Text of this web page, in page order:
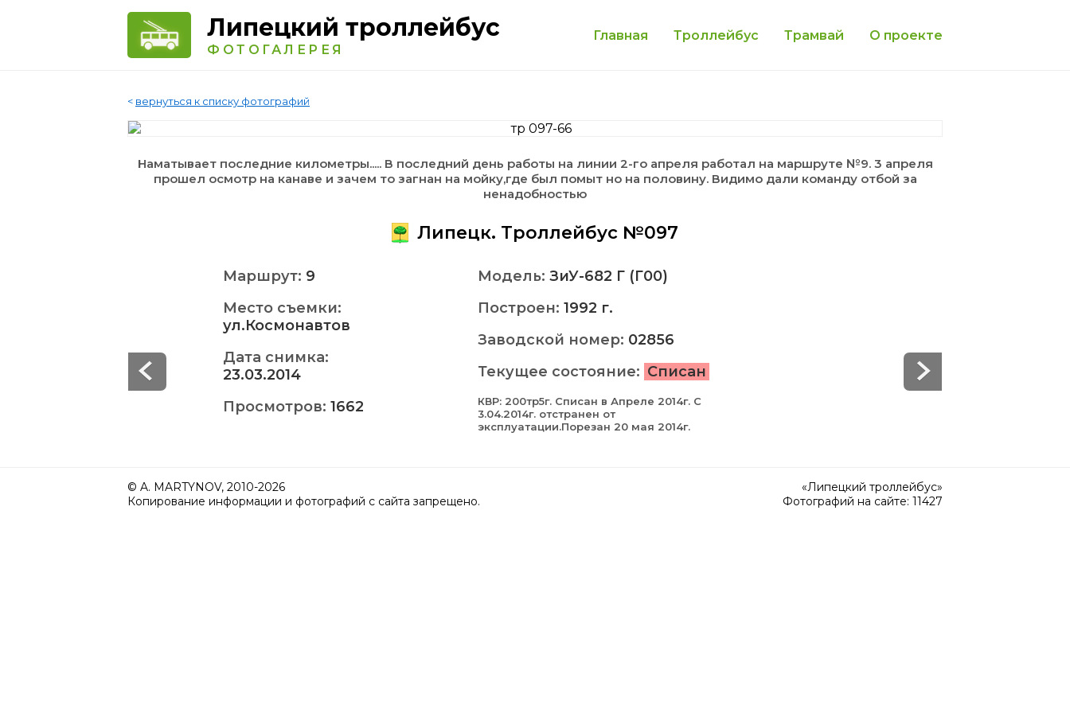
Липецкий троллейбус
ФОТОГАЛЕРЕЯ
Главная Троллейбус Трамвай О проекте
< вернуться к списку фотографий
Наматывает последние километры..... В последний день работы на линии 2-го апреля работал на маршруте №9. 3 апреля
прошел осмотр на канаве и зачем то загнан на мойку,где был помыт но на половину. Видимо дали команду отбой за
ненадобностью
Липецк. Троллейбус №097
Маршрут: 9
Место съемки:
ул.Космонавтов
Дата снимка:
23.03.2014
Просмотров: 1662
Модель: ЗиУ-682 Г (Г00)
Построен: 1992 г.
Заводской номер: 02856
Текущее состояние: Списан
КВР: 200тр5г. Cписан в Апреле 2014г. С
3.04.2014г. отстранен от
эксплуатации.Порезан 20 мая 2014г.
© A. MARTYNOV, 2010-2026
Копирование информации и фотографий с сайта запрещено.
«Липецкий троллейбус»
Фотографий на сайте: 11427